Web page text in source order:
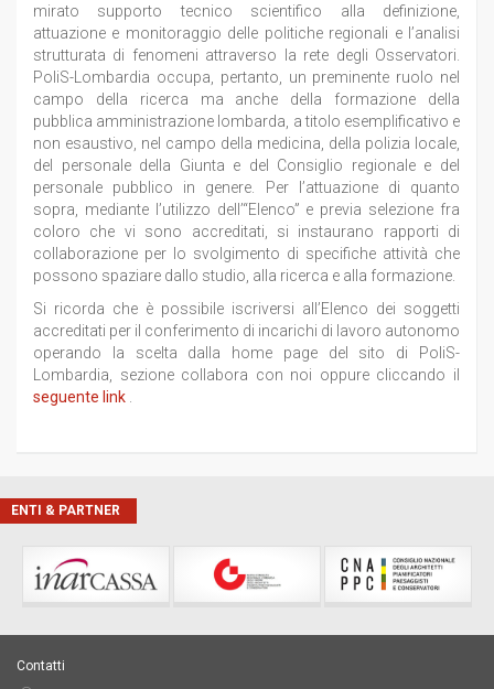
mirato supporto tecnico scientifico alla definizione,
attuazione e monitoraggio delle politiche regionali e l’analisi
strutturata di fenomeni attraverso la rete degli Osservatori.
PoliS-Lombardia occupa, pertanto, un preminente ruolo nel
campo della ricerca ma anche della formazione della
pubblica amministrazione lombarda, a titolo esemplificativo e
non esaustivo, nel campo della medicina, della polizia locale,
del personale della Giunta e del Consiglio regionale e del
personale pubblico in genere. Per l’attuazione di quanto
sopra, mediante l’utilizzo dell’“Elenco” e previa selezione fra
coloro che vi sono accreditati, si instaurano rapporti di
collaborazione per lo svolgimento di specifiche attività che
possono spaziare dallo studio, alla ricerca e alla formazione.
Si ricorda che è possibile iscriversi all’Elenco dei soggetti
accreditati per il conferimento di incarichi di lavoro autonomo
operando la scelta dalla home page del sito di PoliS-
Lombardia, sezione collabora con noi oppure cliccando il
seguente link
ENTI & PARTNER
Contatti